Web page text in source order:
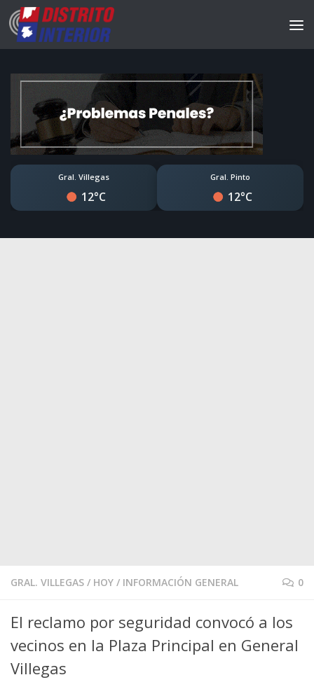
Gral. Villegas
12°C
Gral. Pinto
12°C
GRAL. VILLEGAS / HOY / INFORMACIÓN GENERAL 0
El reclamo por seguridad convocó a los
vecinos en la Plaza Principal en General
Villegas